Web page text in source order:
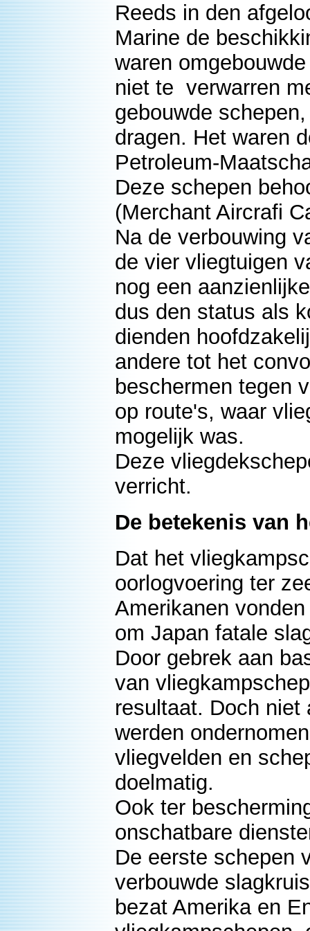
Reeds in den
Marine de
waren
niet te verwarren
gebouwde
dragen. Het waren
Petroleum-
Deze schepen
(Merchant Aircrafi
Na de verbouwing
de vier vliegtuigen
nog een
dus den status als
dienden
andere tot het
beschermen tegen
op route's, waar
mogelijk was.
Deze
verricht.
De betekenis van
Dat het
oorlogvoering ter
Amerikanen
om Japan fatale
Door gebrek aan
van
resultaat. Doch niet
werden
vliegvelden en
doelmatig.
Ook ter
onschatbare
De eerste schepen
verbouwde
bezat Amerika en